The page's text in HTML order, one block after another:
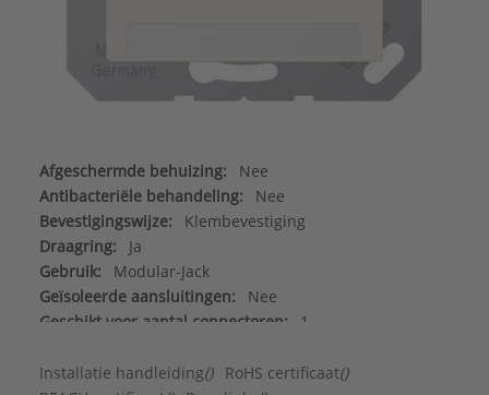
Afgeschermde behuizing:
Nee
Antibacteriële behandeling:
Nee
Bevestigingswijze:
Klembevestiging
Draagring:
Ja
Gebruik:
Modular-Jack
Geïsoleerde aansluitingen:
Nee
Geschikt voor aantal connectoren:
1
Halogeenvrij:
Ja
Installatie handleiding() RoHS certificaat()